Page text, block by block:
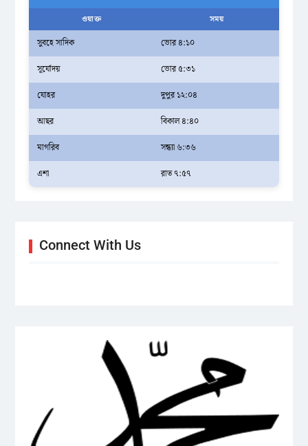
ওয়াক্ত সময়
সুবহে সাদিক
ভোর ৪:১০
সূর্যোদয়
ভোর ৫:৩১
যোহর
দুপুর ১২:০৪
আছর
বিকাল ৪:৪০
মাগরিব
সন্ধ্যা ৬:৩৬
এশা
রাত ৭:৫৭
Connect With Us